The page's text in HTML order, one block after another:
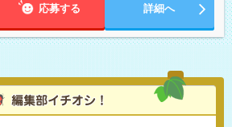
応募する 詳細へ